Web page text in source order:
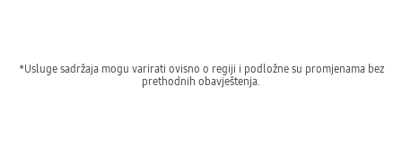
*Usluge sadržaja mogu varirati ovisno o regiji i podložne su promjenama bez
prethodnih obavještenja.